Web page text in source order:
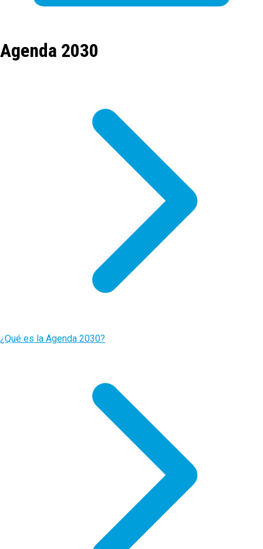
Agenda 2030
¿Qué es la Agenda 2030?